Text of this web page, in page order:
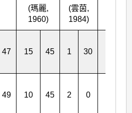
(瑪麗,
1960)
(雲茵,
1984)
47 15 45 1 30
49 10 45 2 0